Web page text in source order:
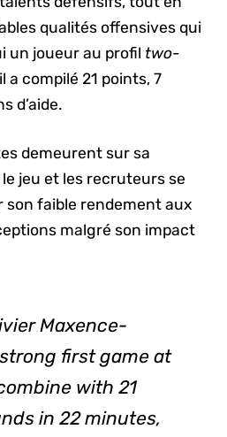
qualités offensives qui
un joueur au profil two-
a compilé 21 points, 7
d’aide.
demeurent sur sa
jeu et les recruteurs se
faible rendement aux
malgré son impact
Maxence-
first game at
with 21
in 22 minutes,